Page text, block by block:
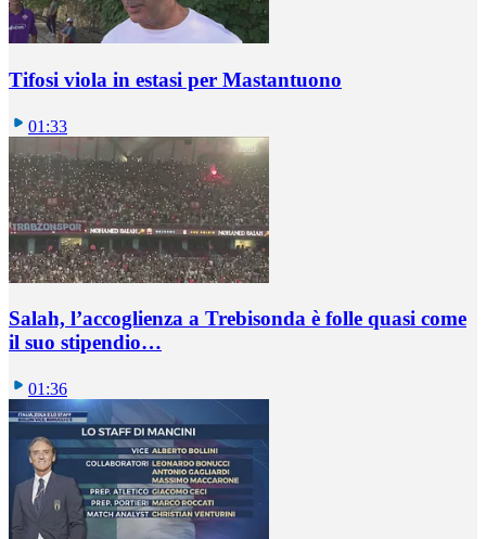
Tifosi viola in estasi per Mastantuono
01:33
Salah, l’accoglienza a Trebisonda è folle quasi come
il suo stipendio…
01:36